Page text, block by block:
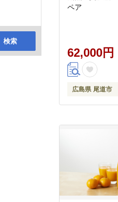
検索
ペア
62,000円
広島県 尾道市